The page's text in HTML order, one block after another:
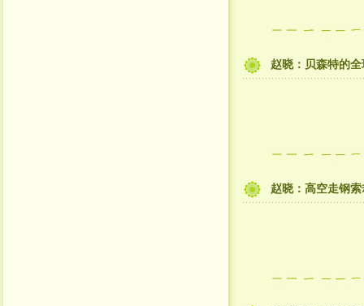
赵晓：贝森特的
赵晓：高空走钢